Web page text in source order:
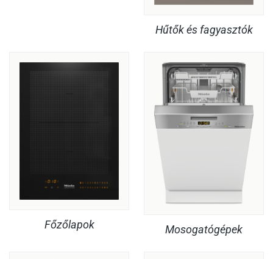
Hűtők és fagyasztók
Főzőlapok Mosogatógépek